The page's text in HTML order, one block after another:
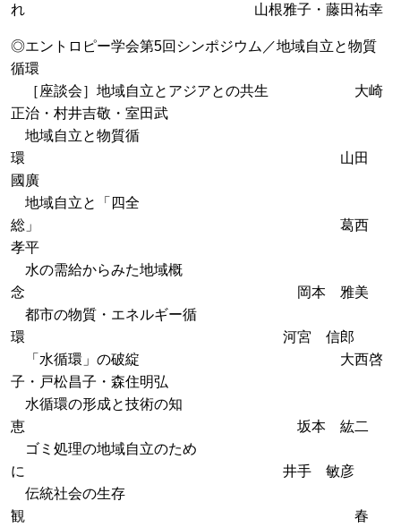
れ 山根雅子・藤田祐幸
◎エントロピー学会第5回シンポジウム／地域自立と物質
循環
［座談会］地域自立とアジアとの共生 大崎
正治・村井吉敬・室田武
地域自立と物質循
環 山田
國廣
地域自立と「四全
総」 葛西
孝平
水の需給からみた地域概
念 岡本 雅美
都市の物質・エネルギー循
環 河宮 信郎
「水循環」の破綻 大西啓
子・戸松昌子・森住明弘
水循環の形成と技術の知
恵 坂本 紘二
ゴミ処理の地域自立のため
に 井手 敏彦
伝統社会の生存
観 春